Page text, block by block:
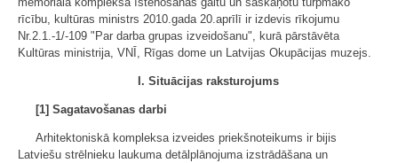
rīcību, kultūras ministrs 2010.gada 20.aprīlī ir izdevis rīkojumu
Nr.2.1.-1/-109 "Par darba grupas izveidošanu", kurā pārstāvēta
Kultūras ministrija, VNĪ, Rīgas dome un Latvijas Okupācijas muzejs.
I. Situācijas raksturojums
[1] Sagatavošanas darbi
Arhitektoniskā kompleksa izveides priekšnoteikums ir bijis
Latviešu strēlnieku laukuma detālplānojuma izstrādāšana un